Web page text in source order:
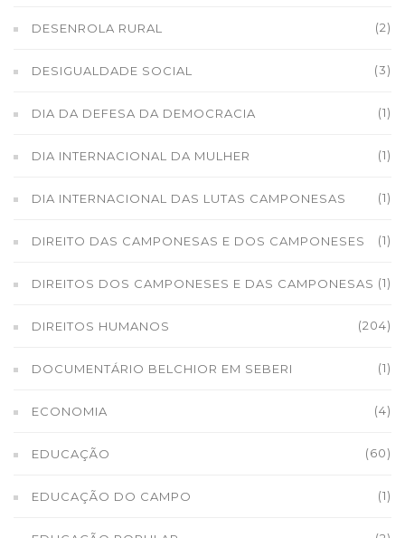
DESENROLA RURAL (2)
DESIGUALDADE SOCIAL (3)
DIA DA DEFESA DA DEMOCRACIA (1)
DIA INTERNACIONAL DA MULHER (1)
DIA INTERNACIONAL DAS LUTAS CAMPONESAS (1)
DIREITO DAS CAMPONESAS E DOS CAMPONESES (1)
DIREITOS DOS CAMPONESES E DAS CAMPONESAS (1)
DIREITOS HUMANOS (204)
DOCUMENTÁRIO BELCHIOR EM SEBERI (1)
ECONOMIA (4)
EDUCAÇÃO (60)
EDUCAÇÃO DO CAMPO (1)